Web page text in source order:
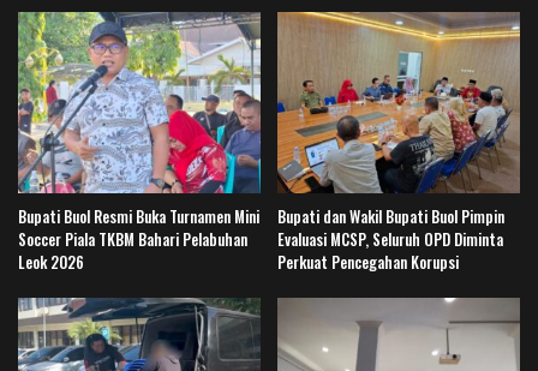
Bupati Buol Resmi Buka Turnamen Mini
Soccer Piala TKBM Bahari Pelabuhan
Leok 2026
Bupati dan Wakil Bupati Buol Pimpin
Evaluasi MCSP, Seluruh OPD Diminta
Perkuat Pencegahan Korupsi